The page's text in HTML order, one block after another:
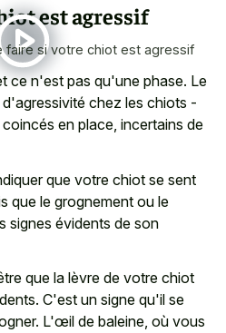
est agressif
faire si votre chiot est agressif
ce n'est pas qu'une phase. Le
chez les chiots -
en place, incertains de
que votre chiot se sent
que le grognement ou le
signes évidents de son
que la lèvre de votre chiot
C'est un signe qu'il se
L'œil de baleine, où vous